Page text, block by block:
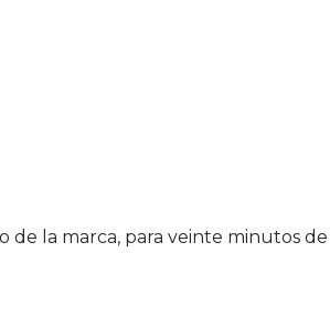
la marca, para veinte minutos